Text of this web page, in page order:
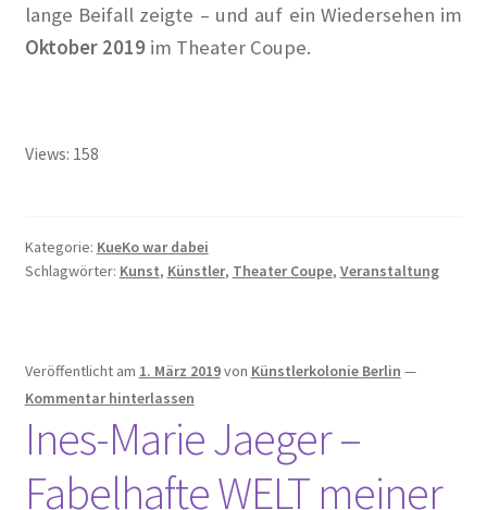
Katrin Schmidberger, Die Grünen
Kuensterkolonie in Berliner Abendschau
Kuenstlerkolonie Berlin Wilmersdorf: Vonovia
Orte – Künstlerkolonie Berlin in berlin:street
Vom Leben im „Roten Block“ der Künstlerkolonie in ND
Vom Widerstand in Wilmersdorf in taz
lange Beifall zeigte – und auf ein Wiedersehen im
Oktober 2019im Theater Coupe.
Views: 158
Kategorie: KueKo war dabei
Schlagwörter: Kunst, Künstler, Theater Coupe, Veranstaltung
Veröffentlicht am 1. März 2019von Künstlerkolonie Berlin —
Kommentar hinterlassen
Ines-Marie Jaeger –
Fabelhafte WELT meiner